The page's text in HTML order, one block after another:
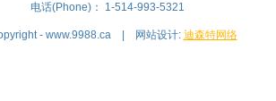
电话(Phone)： 1-514-993-5321
- www.9988.ca | 网站设计: 迪森特网络